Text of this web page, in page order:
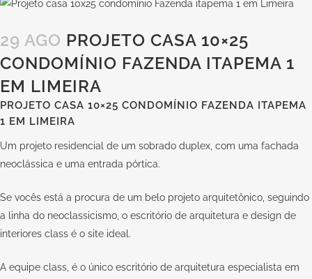
29 AGO PROJETO CASA 10×25
CONDOMÍNIO FAZENDA ITAPEMA 1
EM LIMEIRA
PROJETO CASA 10×25 CONDOMÍNIO FAZENDA ITAPEMA
1 EM LIMEIRA
Um projeto residencial de um sobrado duplex, com uma fachada
neoclássica e uma entrada pórtica.
Se vocês está a procura de um belo projeto arquitetônico, seguindo
a linha do neoclassicismo, o escritório de arquitetura e design de
interiores class é o site ideal.
A equipe class, é o único escritório de arquitetura especialista em